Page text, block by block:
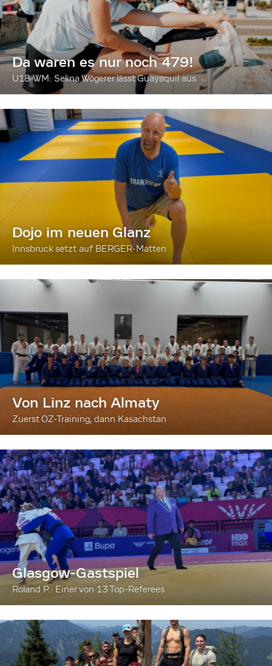
Da waren es nur noch 479!
U18-WM: Selina Wögerer lässt Guayaquil aus
Dojo im neuen Glanz
Innsbruck setzt auf BERGER-Matten
Von Linz nach Almaty
Zuerst OZ-Training, dann Kasachstan
Glasgow-Gastspiel
Roland P.: Einer von 13 Top-Referees